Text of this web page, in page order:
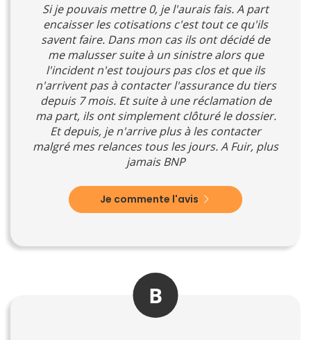
Si je pouvais mettre 0, je l'aurais fais. A part
encaisser les cotisations c'est tout ce qu'ils
savent faire. Dans mon cas ils ont décidé de
me malusser suite à un sinistre alors que
l'incident n'est toujours pas clos et que ils
n'arrivent pas à contacter l'assurance du tiers
depuis 7 mois. Et suite à une réclamation de
ma part, ils ont simplement clôturé le dossier.
Et depuis, je n'arrive plus à les contacter
malgré mes relances tous les jours. A Fuir, plus
jamais BNP
Je commente l'avis
B